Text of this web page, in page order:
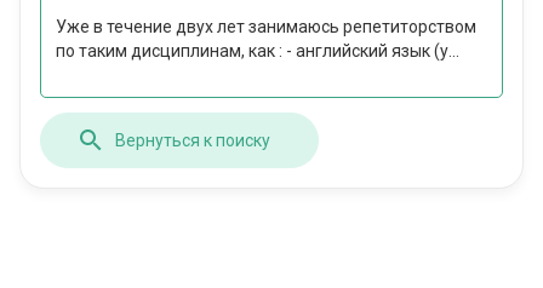
Уже в течение двух лет занимаюсь репетиторством
по таким дисциплинам, как : - английский язык (у...
Вернуться к поиску